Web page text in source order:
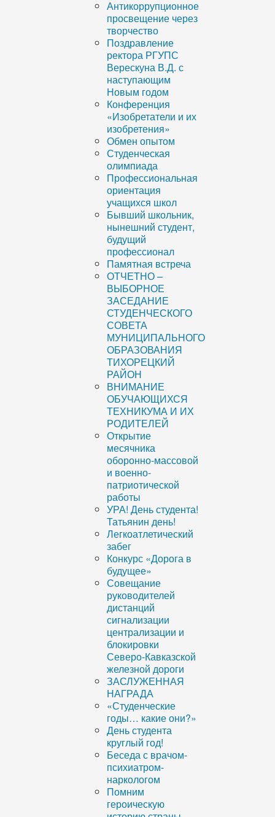
Антикоррупционное
просвещение через
творчество
Поздравление
ректора РГУПС
Верескуна В.Д. с
наступающим
Новым годом
Конференция
«Изобретатели и их
изобретения»
Обмен опытом
Студенческая
олимпиада
Профессиональная
ориентация
учащихся школ
Бывший школьник,
нынешний студент,
будущий
профессионал
Памятная встреча
ОТЧЕТНО –
ВЫБОРНОЕ
ЗАСЕДАНИЕ
СТУДЕНЧЕСКОГО
СОВЕТА
МУНИЦИПАЛЬНОГО
ОБРАЗОВАНИЯ
ТИХОРЕЦКИЙ
РАЙОН
ВНИМАНИЕ
ОБУЧАЮЩИХСЯ
ТЕХНИКУМА И ИХ
РОДИТЕЛЕЙ
Открытие
месячника
оборонно-массовой
и военно-
патриотической
работы
УРА! День студента!
Татьянин день!
Легкоатлетический
забег
Конкурс «Дорога в
будущее»
Совещание
руководителей
дистанций
сигнализации
централизации и
блокировки
Северо-Кавказской
железной дороги
ЗАСЛУЖЕННАЯ
НАГРАДА
«Студенческие
годы… какие они?»
День студента
круглый год!
Беседа с врачом-
психиатром-
наркологом
Помним
героическую